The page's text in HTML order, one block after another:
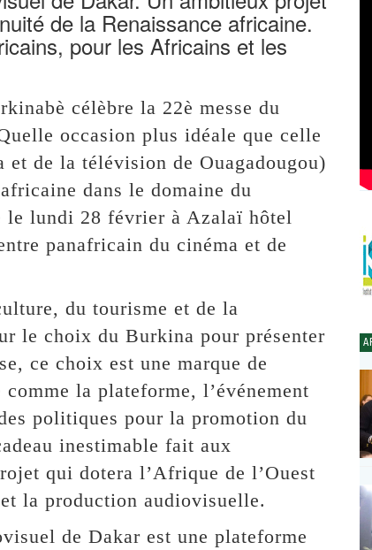
de la Renaissance africaine.
pour les Africains et les
célèbre la 22è messe du
occasion plus idéale que celle
de la télévision de Ouagadougou)
dans le domaine du
le lundi 28 février à Azalaï hôtel
panafricain du cinéma et de
du tourisme et de la
le choix du Burkina pour présenter
ce choix est une marque de
la plateforme, l’événement
politiques pour la promotion du
inestimable fait aux
qui dotera l’Afrique de l’Ouest
la production audiovisuelle.
de Dakar est une plateforme